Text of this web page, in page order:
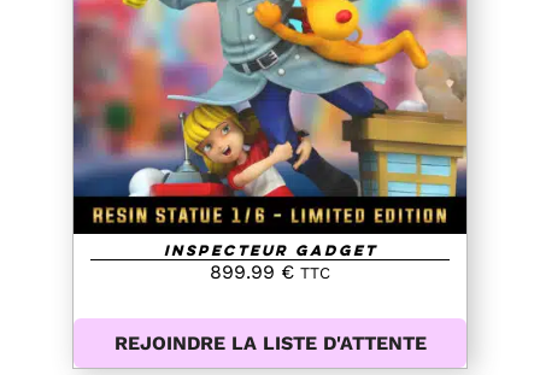
DETAILS
Inspecteur Gadget
899.99 € TTC
REJOINDRE LA LISTE D'ATTENTE